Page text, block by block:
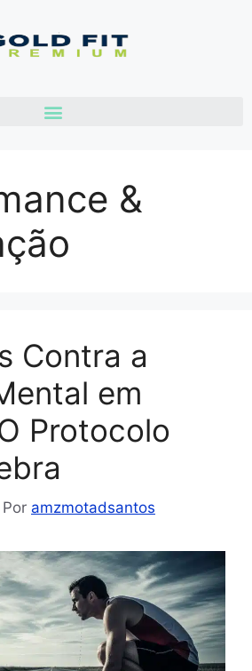
&
Contra a
em
Protocolo
Por amzmotadsantos